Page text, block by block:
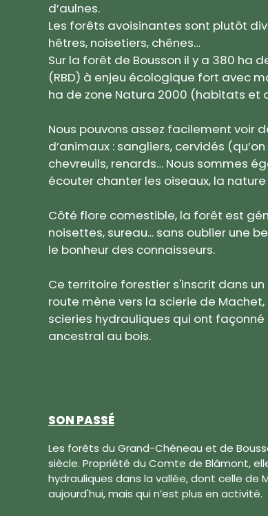
d’aulnes.
Les forêts avoisinantes sont plutôt
hêtres, noisetiers, chênes…
Sur la forêt de Bousson il y a 380 ha
(RBD) à enjeu écologique fort avec
ha de zone Natura 2000 (habitats et
Nous pouvons assez facilement voir
d’animaux : sangliers, cervidés
chevreuils, renards… Nous sommes
écouter chanter les oiseaux, la
Côté flore comestible, la forêt est
noisettes, sureau... sans oublier une
le bonheur des connaisseurs.
Ce territoire forestier s'inscrit dans
route mène vers la scierie de
scieries hydrauliques qui ont
ancestral au bois.
SON PASSÉ
Les forêts du Grand-Chêneau et de
siècle. Propriété du Comte de Blâmont,
hydrauliques dans la vallée, dont celle de
aujourd'hui, mais qui n’est plus en activité.